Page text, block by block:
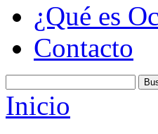
¿Qué es
Contacto
Inicio